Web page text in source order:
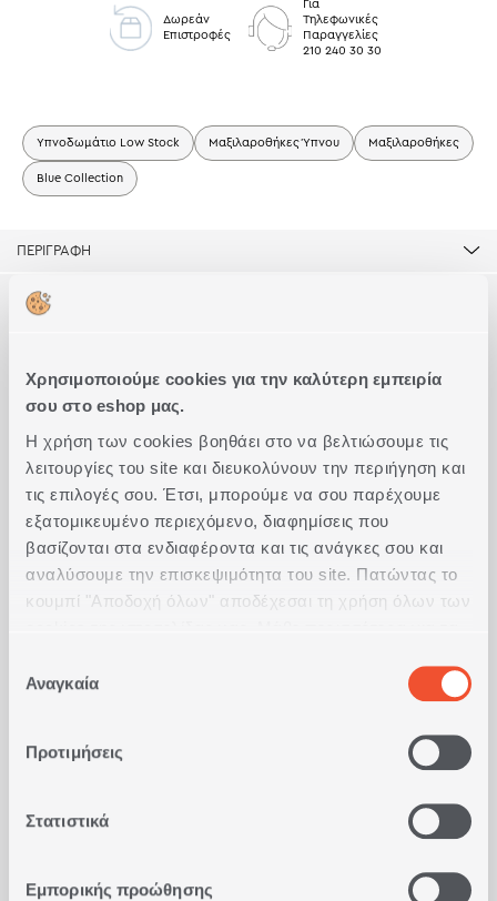
Χρησιμοποιούμε cookies για την καλύτερη εμπειρία
σου στο eshop μας.
Η χρήση των cookies βοηθάει στο να βελτιώσουμε τις
λειτουργίες του site και διευκολύνουν την περιήγηση και
τις επιλογές σου. Έτσι, μπορούμε να σου παρέχουμε
εξατομικευμένο περιεχόμενο, διαφημίσεις που
βασίζονται στα ενδιαφέροντα και τις ανάγκες σου και
αναλύσουμε την επισκεψιμότητα του site. Πατώντας το
κουμπί "Αποδοχή όλων" αποδέχεσαι τη χρήση όλων των
"Προσαρμογή".
συγκατάθεσης
Αναγκαία
Προτιμήσεις
Στατιστικά
Εμπορικής προώθησης
Δωρεάν
Επιστροφές
Για
Τηλεφωνικές
Παραγγελίες
210 240 30 30
Υπνοδωμάτιο Low Stock Μαξιλαροθήκες Ύπνου Μαξιλαροθήκες
Blue Collection
ΠΕΡΙΓΡΑΦΗ
Μεμονωμένη μαξιλαροθήκη Charima Blue κατασκευασμένη από
Συνδυάζεται με ιδίου σχεδίου σετ σεντόνια και σετ
παπλωματοθήκη.
Διαθέσιμη σε 2 αποχρώσεις.
ΤΕΧΝΙΚΑ ΧΑΡΑΚΤΗΡΙΣΤΙΚΑ
Κλωστές ανά τετρ.ίντσα 144
Σειρά Blue
Συμπληρώστε το Look